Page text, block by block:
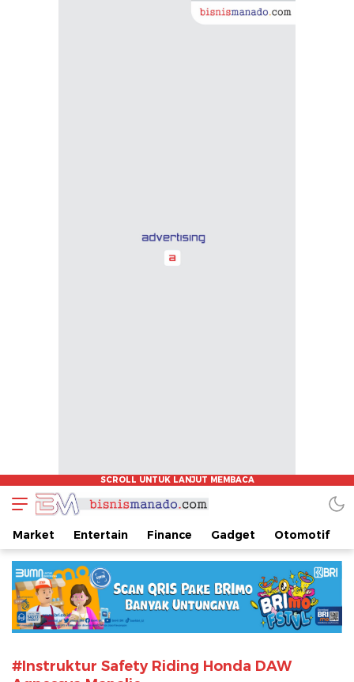
www.bisnismanado.com
Berita Bisnis Sulawesi Utara
Market Entertain Finance Gadget Otomotif
#Instruktur Safety Riding Honda DAW